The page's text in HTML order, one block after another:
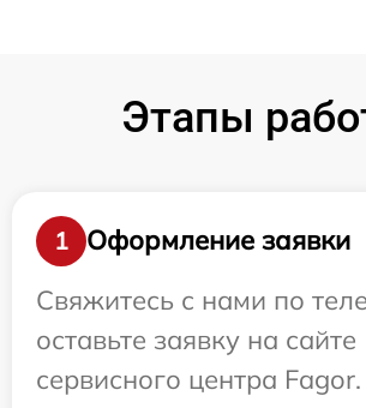
Этапы
1
Оформление заявки
Свяжитесь с нами по
оставьте заявку на сайте
сервисного центра Fagor.